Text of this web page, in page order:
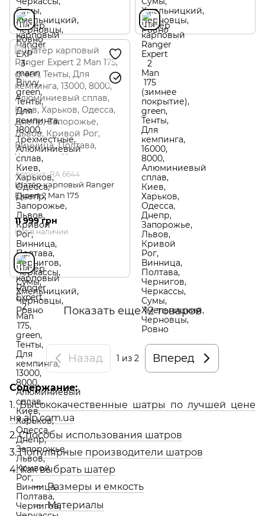
Артикул: RA 6644
Шатёр карповый Ranger
Expert 2 Man 175
11 999 грн
Нет в наличии
Показать еще 12 товаров
Назад 1 из 2 Вперед
Содержание:
1.Высококачественные шатры по лучшей цене
на alp.com.ua
2.Способы использования шатров
3.Популярные производители шатров
4.Как выбрать шатер
Размеры и емкость
Материалы